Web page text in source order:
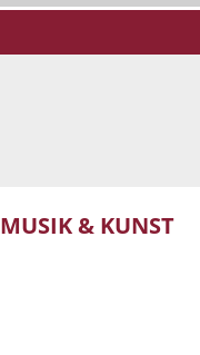
MUSIK & KUNST